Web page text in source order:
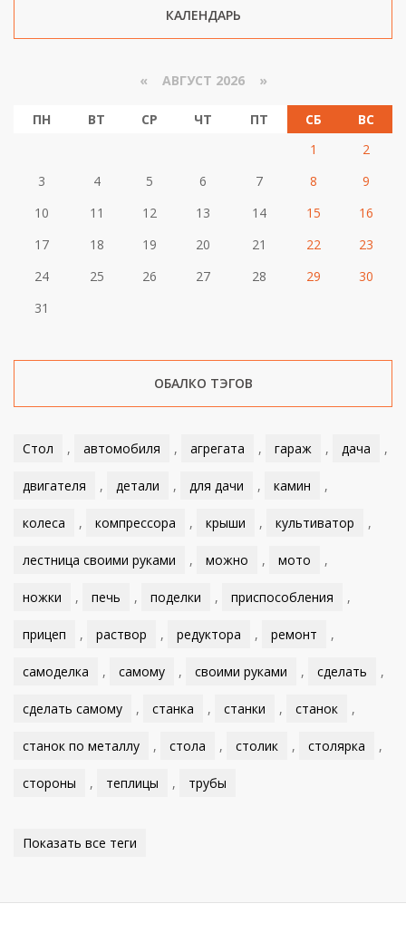
КАЛЕНДАРЬ
« АВГУСТ 2026 »
ПН ВТ СР ЧТ ПТ СБ
ВС
1
2
3
4 5 6 7 8
9
10
11 12 13 14 15
16
17
18 19 20 21 22
23
24
25 26 27 28 29
30
31
ОБАЛКО ТЭГОВ
Стол , автомобиля , агрегата , гараж , дача ,
двигателя , детали , для дачи , камин ,
колеса , компрессора , крыши , культиватор ,
лестница своими руками , можно , мото ,
ножки , печь , поделки , приспособления ,
прицеп , раствор , редуктора , ремонт ,
самоделка , самому , своими руками , сделать ,
сделать самому , станка , станки , станок ,
станок по металлу , стола , столик , столярка ,
стороны , теплицы , трубы
Показать все теги